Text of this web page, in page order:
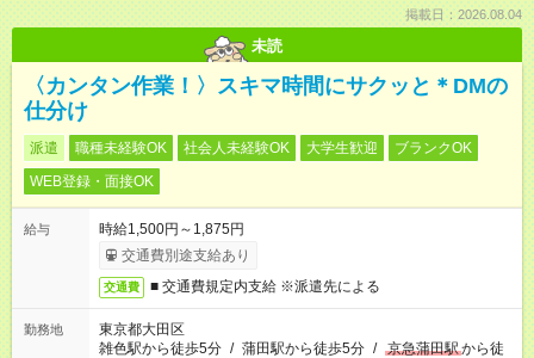
掲載日：2026.08.04
未読
〈カンタン作業！〉スキマ時間にサクッと＊DMの
仕分け
派遣 職種未経験OK 社会人未経験OK 大学生歓迎
ブランクOK
WEB登録・面接OK
給与
時給1,500円～1,875円
交通費別途支給あり
交通費 ■ 交通費規定内支給 ※派遣先による
勤務地
東京都大田区
雑色駅から徒歩5分 / 蒲田駅から徒歩5分 / 京急蒲田駅から徒